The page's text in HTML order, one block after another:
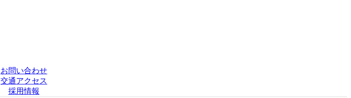
お問い合わせ
交通アクセス
採用情報